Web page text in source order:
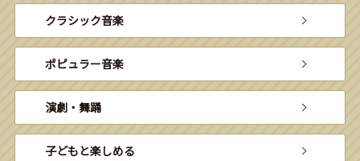
クラシック音楽
ポピュラー音楽
演劇・舞踊
子どもと楽しめる